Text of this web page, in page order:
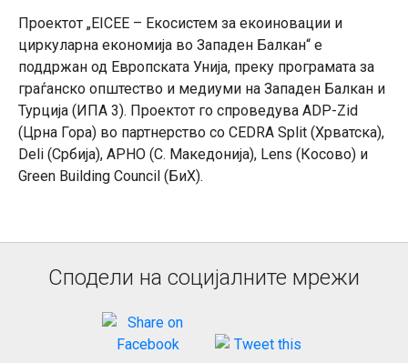
Проектот „EICEE – Екосистем за екоиновации и
циркуларна економија во Западен Балкан“ е
поддржан од Европската Унија, преку програмата за
граѓанско општество и медиуми на Западен Балкан и
Турција (ИПА 3). Проектот го спроведува ADP-Zid
(Црна Гора) во партнерство со CEDRA Split (Хрватска),
Deli (Србија), АРНО (С. Македонија), Lens (Косово) и
Green Building Council (БиХ).
Сподели на социјалните мрежи